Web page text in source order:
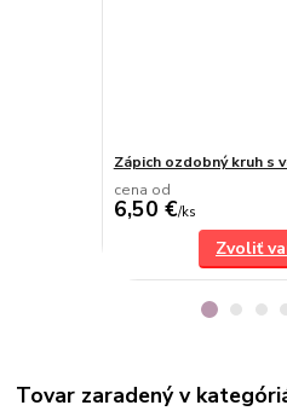
Zápich ozdobný kruh s
cena od
6,50 €/ks
Zvoliť
Tovar zaradený v